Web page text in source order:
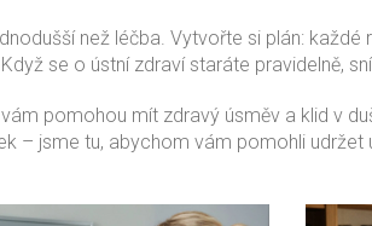
než léčba. Vytvořte si plán:
se o ústní zdraví staráte pravidelně,
pomohou mít zdravý úsměv a klid v
– jsme tu, abychom vám pomohli udržet